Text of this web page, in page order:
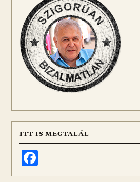
ITT IS MEGTALÁL